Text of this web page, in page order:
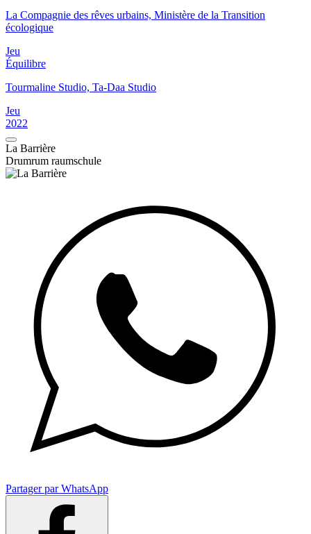
La Compagnie des rêves urbains, Ministère de la Transition
écologique
Jeu
Équilibre
Tourmaline Studio, Ta-Daa Studio
Jeu
2022
La Barrière
Drumrum raumschule
Partager par WhatsApp